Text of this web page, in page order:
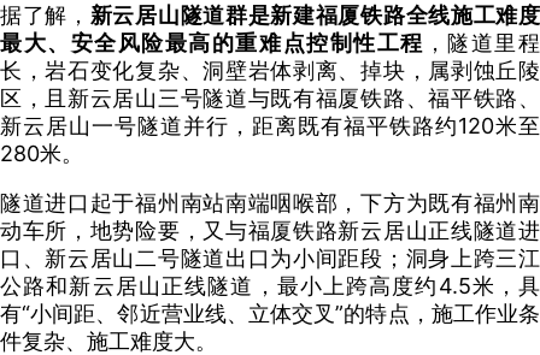
据了解， 新云居山隧道群是新建福厦铁路全线施工难度
最大、安全风险最高的重难点控制性工程 ，隧道里程
长，岩石变化复杂、洞壁岩体剥离、掉块，属剥蚀丘陵
区，且新云居山三号隧道与既有福厦铁路、福平铁路、
新云居山一号隧道并行，距离既有福平铁路约120米至
280米。
隧道进口起于福州南站南端咽喉部，下方为既有福州南
动车所，地势险要，又与福厦铁路新云居山正线隧道进
口、新云居山二号隧道出口为小间距段；洞身上跨三江
公路和新云居山正线隧道，最小上跨高度约4.5米，具
有“小间距、邻近营业线、立体交叉”的特点，施工作业条
件复杂、施工难度大。